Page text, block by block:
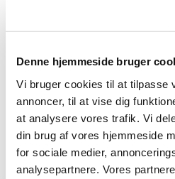
Denne hjemmeside bruger
Vi bruger cookies til at tilpasse
annoncer, til at vise dig
at analysere vores trafik. Vi
din brug af vores hjemmeside
for sociale medier,
analysepartnere. Vores
Der er også mulighed for at